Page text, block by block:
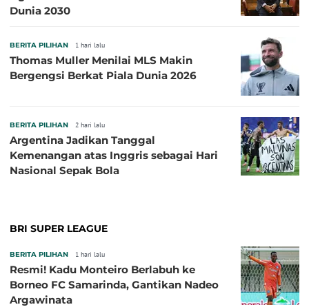
Dunia 2030
BERITA PILIHAN 1 hari lalu
Thomas Muller Menilai MLS Makin
Bergengsi Berkat Piala Dunia 2026
BERITA PILIHAN 2 hari lalu
Argentina Jadikan Tanggal
Kemenangan atas Inggris sebagai Hari
Nasional Sepak Bola
BRI SUPER LEAGUE
BERITA PILIHAN 1 hari lalu
Resmi! Kadu Monteiro Berlabuh ke
Borneo FC Samarinda, Gantikan Nadeo
Argawinata